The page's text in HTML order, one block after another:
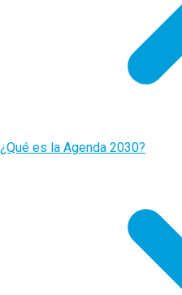
¿Qué es la Agenda 2030?